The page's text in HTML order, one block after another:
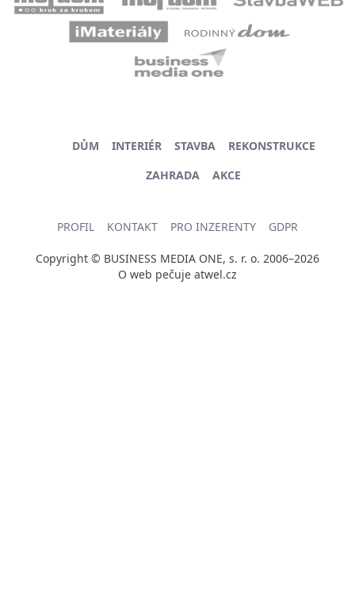
DŮM INTERIÉR STAVBA
REKONSTRUKCE
ZAHRADA
AKCE
PROFIL KONTAKT PRO INZERENTY GDPR
Copyright © BUSINESS MEDIA ONE, s. r. o. 2006–2026